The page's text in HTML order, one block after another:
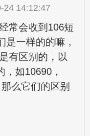
24 14:12:47
会收到106短
是一样的的嘛，
有区别的，以
如10690，
么它们的区别